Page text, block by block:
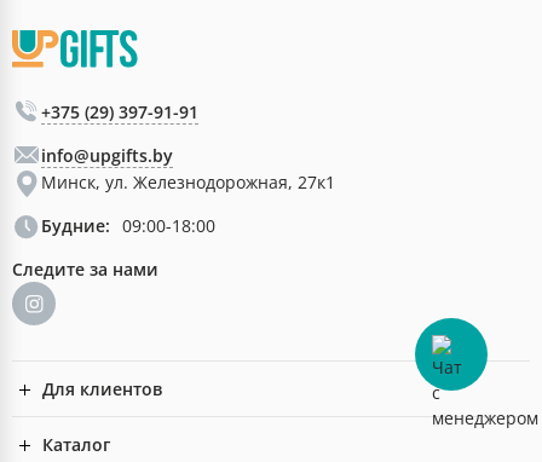
+375 (29) 397-91-91
info@upgifts.by
Минск, ул. Железнодорожная, 27к1
Будние: 09:00-18:00
Следите за нами
Для клиентов
Каталог